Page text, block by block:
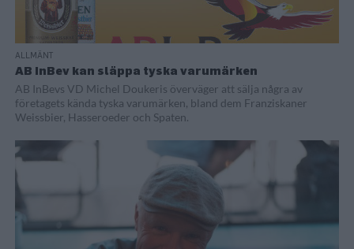
ALLMÄNT
AB InBev kan släppa tyska varumärken
AB InBevs VD Michel Doukeris överväger att sälja några av
företagets kända tyska varumärken, bland dem Franziskaner
Weissbier, Hasseroeder och Spaten.